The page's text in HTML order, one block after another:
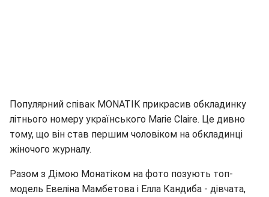
Популярний співак MONATIK прикрасив обкладинку
літнього номеру українського Marie Claire. Це дивно
тому, що він став першим чоловіком на обкладинці
жіночого журналу.
Разом з Дімою Монатіком на фото позують топ-
модель Евеліна Мамбетова і Елла Кандиба - дівчата,